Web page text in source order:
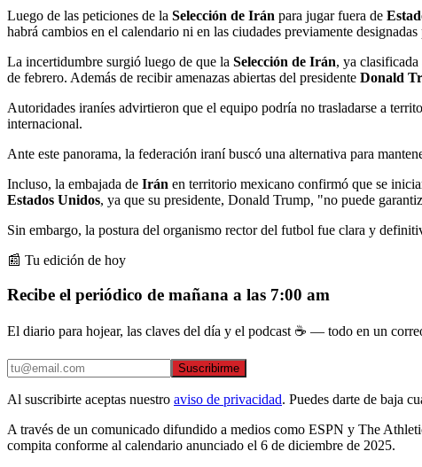
Luego de las peticiones de la Selección de Irán para jugar fuera de
habrá cambios en el calendario ni en las ciudades previamente designadas
La incertidumbre surgió luego de que la Selección de Irán, ya clasificada
de febrero. Además de recibir amenazas abiertas del presidente Donald
Autoridades iraníes advirtieron que el equipo podría no trasladarse a
internacional.
Ante este panorama, la federación iraní buscó una alternativa para
Incluso, la embajada de Irán en territorio mexicano confirmó que se
Estados Unidos, ya que su presidente, Donald Trump, "no puede
Sin embargo, la postura del organismo rector del futbol fue clara y
📰 Tu edición de hoy
Recibe el periódico de mañana a las 7:00 am
El diario para hojear, las claves del día y el podcast ☕ — todo en un
Suscribirme
Al suscribirte aceptas nuestro aviso de privacidad. Puedes darte de baja
A través de un comunicado difundido a medios como ESPN y The
compita conforme al calendario anunciado el 6 de diciembre de 2025.